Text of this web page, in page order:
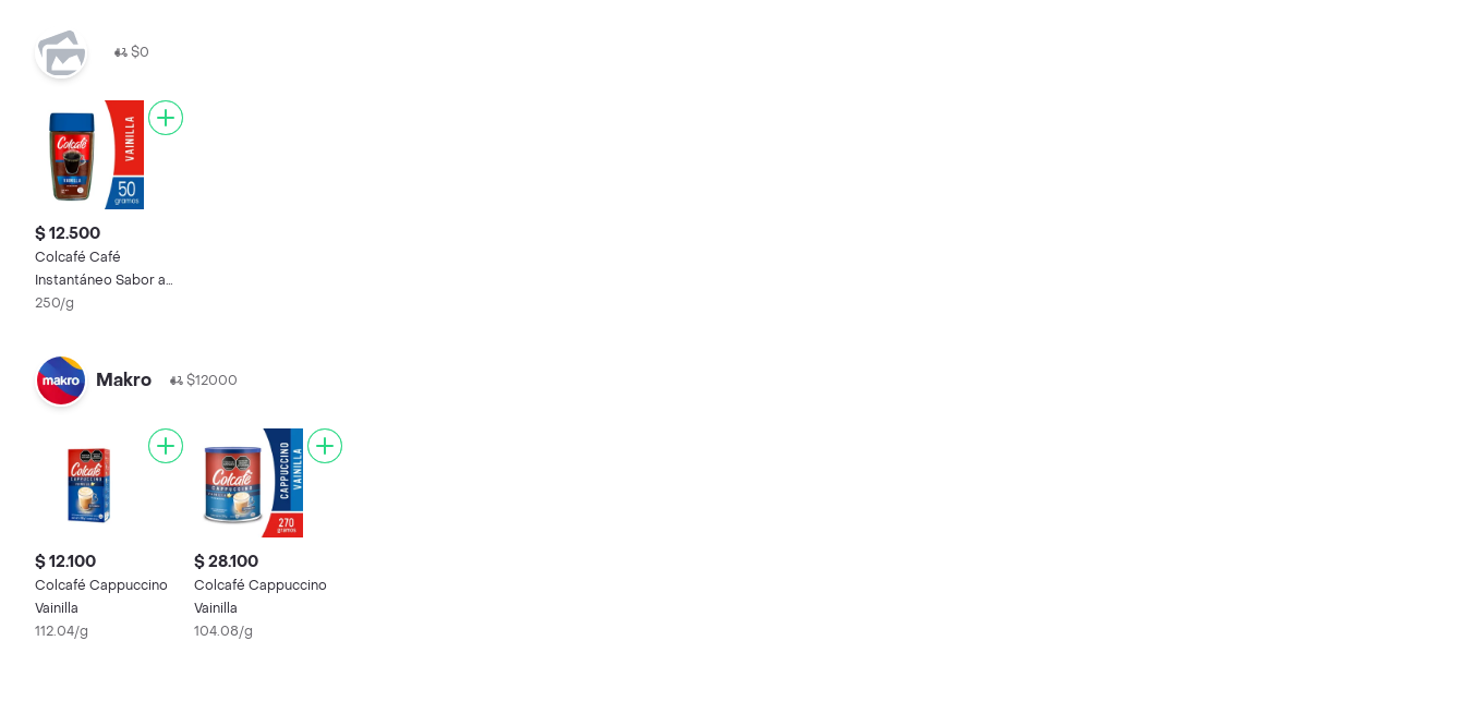
$0
$ 12.500
Colcafé Café
Instantáneo Sabor a
Vainilla
250/g
Makro $12000
$ 12.100
Colcafé Cappuccino
Vainilla
112.04/g
$ 28.100
Colcafé Cappuccino
Vainilla
104.08/g